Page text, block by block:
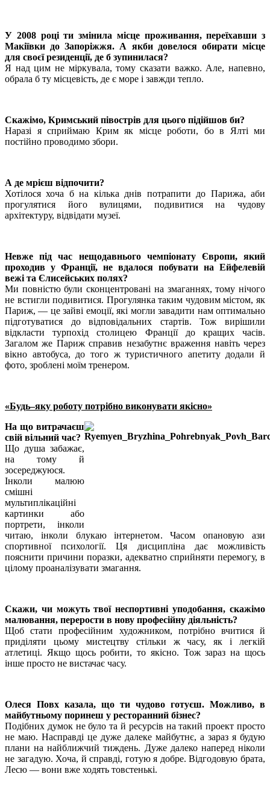
У 2008 році ти змінила місце проживання, переїхавши з
Макіївки до Запоріжжя. А якби довелося обирати місце
для своєї резиденції, де б зупинилася?
Я над цим не міркувала, тому сказати важко. Але, напевно,
обрала б ту місцевість, де є море і завжди тепло.
Скажімо, Кримський півострів для цього підійшов би?
Наразі я сприймаю Крим як місце роботи, бо в Ялті ми
постійно проводимо збори.
А де мрієш відпочити?
Хотілося хоча б на кілька днів потрапити до Парижа, аби
прогулятися його вулицями, подивитися на чудову
архітектуру, відвідати музеї.
Невже під час нещодавнього чемпіонату Європи, який
проходив у Франції, не вдалося побувати на Ейфелевій
вежі та Єлисейських полях?
Ми повністю були сконцентровані на змаганнях, тому нічого
не встигли подивитися. Прогулянка таким чудовим містом, як
Париж, — це зайві емоції, які могли завадити нам оптимально
підготуватися до відповідальних стартів. Тож вирішили
відкласти турпохід столицею Франції до кращих часів.
Загалом же Париж справив незабутнє враження навіть через
вікно автобуса, до того ж туристичного апетиту додали й
фото, зроблені моїм тренером.
«Будь–яку роботу потрібно виконувати якісно»
На що витрачаєш
свій вільний час?
Що душа забажає,
на тому й
зосереджуюся.
Інколи малюю
смішні
мультиплікаційні
картинки або
портрети, інколи
читаю, інколи блукаю інтернетом. Часом опановую ази
спортивної психології. Ця дисципліна дає можливість
пояснити причини поразки, адекватно сприйняти перемогу, в
цілому проаналізувати змагання.
Скажи, чи можуть твої неспортивні уподобання, скажімо
малювання, перерости в нову професійну діяльність?
Щоб стати професійним художником, потрібно вчитися й
приділяти цьо­му мистецтву стільки ж часу, як і легкій
атлетиці. Якщо щось робити, то якісно. Тож зараз на щось
інше просто не вистачає часу.
Олеся Повх казала, що ти чудово готуєш. Можливо, в
майбутньому поринеш у ресторанний бізнес?
Подібних думок не було та й ресурсів на такий проект просто
не маю. Насправді це дуже далеке майбутнє, а зараз я будую
плани на найближчий тиждень. Дуже далеко наперед ніколи
не загадую. Хоча, й справді, готую я добре. Відгодовую брата,
Лесю — вони вже ходять товстенькі.